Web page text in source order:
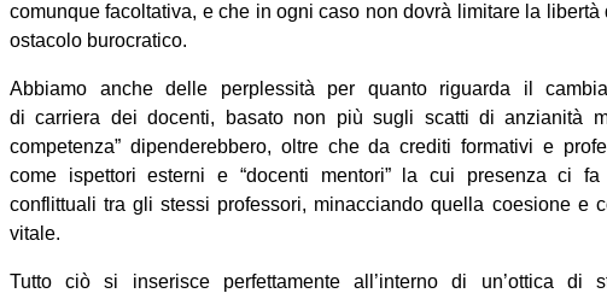
comunque facoltativa, e che in ogni caso non dovrà limitare la
ostacolo burocratico.
Abbiamo anche delle perplessità per quanto riguarda il
di carriera dei docenti, basato non più sugli scatti di anzianità
competenza” dipenderebbero, oltre che da crediti formativi e
come ispettori esterni e “docenti mentori” la cui presenza ci fa
conflittuali tra gli stessi professori, minacciando quella coesione e
vitale.
Tutto ciò si inserisce perfettamente all’interno di un’ottica di